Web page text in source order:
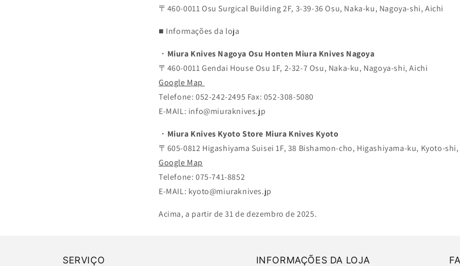
〒460-0011 Osu Surgical Building 2F, 3-39-36 Osu, Naka-ku, Nagoya-shi, Aichi
■ Informações da loja
・ Miura Knives Nagoya Osu Honten Miura Knives Nagoya
〒460-0011 Gendai House Osu 1F, 2-32-7 Osu, Naka-ku, Nagoya-shi, Aichi
Google Map
Telefone: 052-242-2495 Fax: 052-308-5080
E-MAIL: info@miuraknives.jp
・ Miura Knives Kyoto Store Miura Knives Kyoto
〒605-0812 Higashiyama Suisei 1F, 38 Bishamon-cho, Higashiyama-ku, Kyoto-
Google Map
Telefone: 075-741-8852
E-MAIL: kyoto@miuraknives.jp
Acima, a partir de 31 de dezembro de 2025.
SERVIÇO INFORMAÇÕES DA LOJA